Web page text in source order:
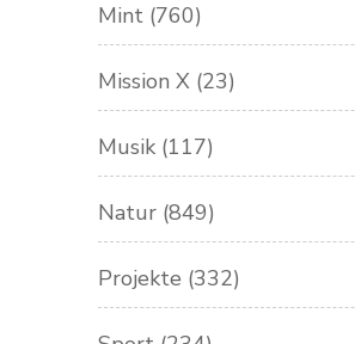
Mint (760)
Mission X (23)
Musik (117)
Natur (849)
Projekte (332)